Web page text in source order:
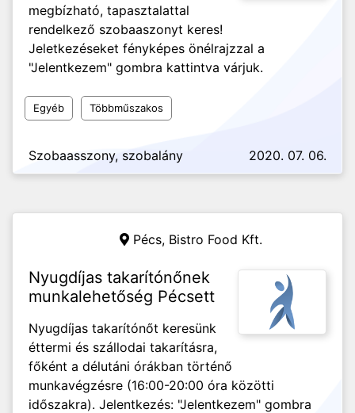
megbízható, tapasztalattal
rendelkező szobaaszonyt keres!
Jeletkezéseket fényképes önélrajzzal a
"Jelentkezem" gombra kattintva várjuk.
Egyéb Többműszakos
Szobaasszony, szobalány 2020. 07. 06.
Pécs, Bistro Food Kft.
Nyugdíjas takarítónőnek
munkalehetőség Pécsett
Nyugdíjas takarítónőt keresünk
éttermi és szállodai takarításra,
főként a délutáni órákban történő
munkavégzésre (16:00-20:00 óra közötti
időszakra). Jelentkezés: "Jelentkezem" gombra